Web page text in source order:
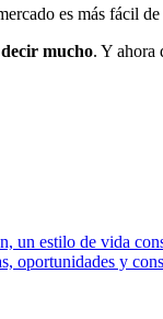
es más fácil
mucho. Y ahora
un estilo de vida
oportunidades y